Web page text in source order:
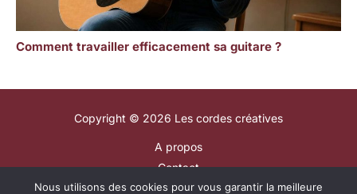
Comment travailler efficacement sa guitare ?
Copyright © 2026 Les cordes créatives
A propos
Contact
Plan du site
Nous utilisons des cookies pour vous garantir la meilleure